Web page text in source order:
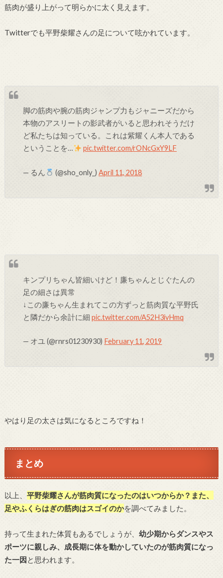
筋肉が盛り上がって明らかに太く見えます。
Twitterでも平野柴耀さんの足について呟かれています。
脚の筋肉や腕の筋肉ジャンプ力もジャニーズだから
本物のアスリートの影武者がいると思われそうだけ
ど私たちは知っている。これは紫耀くん本人である
ということを…
pic.twitter.com/rONcGxY9LF
— るん (@sho_only_)April 11, 2018
キンプリちゃん皆細いけど！廉ちゃんとじぐたんの
足の細さは異常
↓この廉ちゃん生まれてこの方ずっと筋肉質な平野氏
と隣だから余計に細pic.twitter.com/A52H3ivHmq
— オユ (@rnrs01230930) February 11, 2019
やはり足の太さは気になるところですね！
まとめ
以上、 平野柴耀さんが筋肉質になったのはいつからか？また、
足やふくらはぎの筋肉はスゴイのかを調べてみました。
持って生まれた体質もあるでしょうが、 幼少期からダンスやス
ポーツに親しみ、成長期に体を動かしていたのが筋肉質になっ
た一因と思われます。